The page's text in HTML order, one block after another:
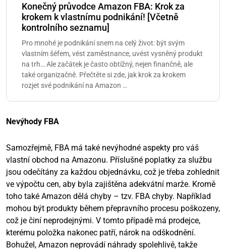
Konečný průvodce Amazon FBA: Krok za
krokem k vlastnímu podnikání! [Včetně
kontrolního seznamu]
Pro mnohé je podnikání snem na celý život: být svým
vlastním šéfem, vést zaměstnance, uvést vysněný produkt
na trh… Ale začátek je často obtížný, nejen finančně, ale
také organizačně. Přečtěte si zde, jak krok za krokem
rozjet své podnikání na Amazon …
Nevýhody FBA
Samozřejmě, FBA má také nevýhodné aspekty pro váš
vlastní obchod na Amazonu. Příslušné poplatky za službu
jsou odečítány za každou objednávku, což je třeba zohlednit
ve výpočtu cen, aby byla zajištěna adekvátní marže. Kromě
toho také Amazon dělá chyby – tzv. FBA chyby. Například
mohou být produkty během přepravního procesu poškozeny,
což je činí neprodejnými. V tomto případě má prodejce,
kterému položka nakonec patří, nárok na odškodnění.
Bohužel, Amazon neprovádí náhrady spolehlivě, takže